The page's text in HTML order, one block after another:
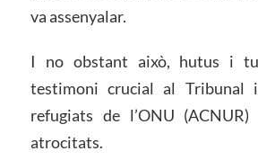
va assenyalar.
I no obstant això, hutus i
testimoni crucial al Tribunal i
refugiats de l’ONU (ACNUR)
atrocitats.